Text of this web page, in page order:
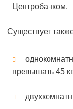
Центробанком.
Существует
превышать 45